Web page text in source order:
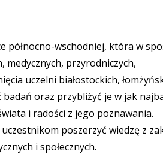
północno-wschodniej, która w
medycznych, przyrodniczych,
uczelni białostockich,
oraz przybliżyć je w jak
i radości z jego poznawania.
poszerzyć wiedzę z
i społecznych.